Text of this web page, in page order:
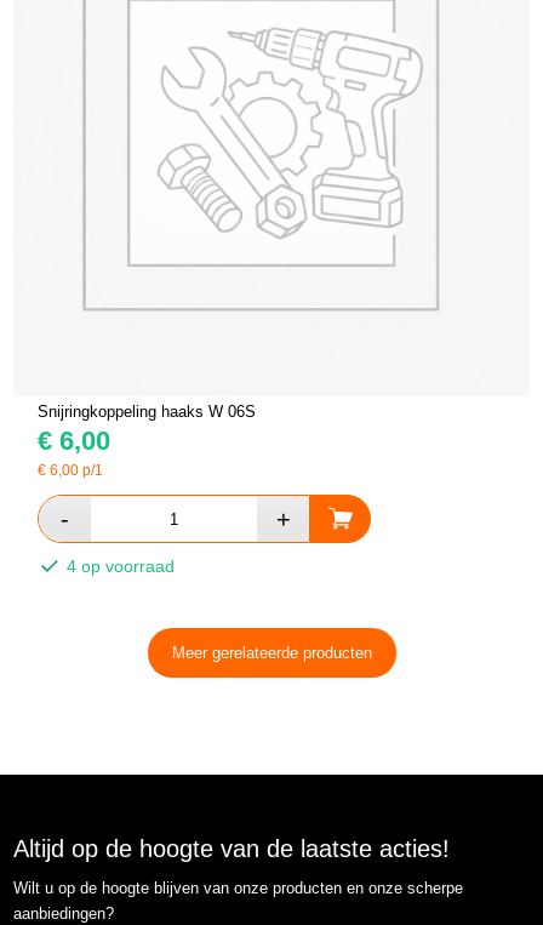
Snijringkoppeling haaks W 06S
€ 6,00
€6,00 p/1
4 op voorraad
Meer gerelateerde producten
Altijd op de hoogte van de laatste acties!
Wilt u op de hoogte blijven van onze producten en onze scherpe
aanbiedingen?